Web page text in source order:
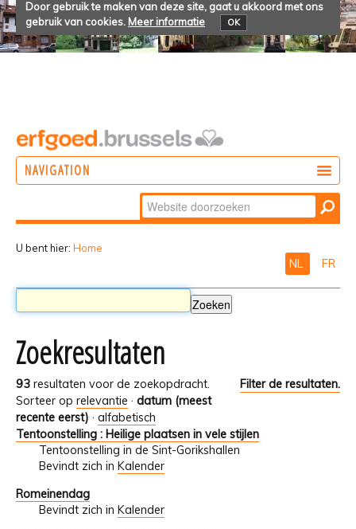
Door gebruik te maken van deze site, gaat u akkoord met ons
gebruik van cookies. Meer informatie OK
NAVIGATION
Zoek
Geavanceerd
U bent hier: Home
NL FR
Zoekresultaten
93 resultaten voor de zoekopdracht.
Filter de resultaten.
Sorteer op relevantie · datum (meest
recente eerst) · alfabetisch
Tentoonstelling : Heilige plaatsen in vele stijlen
Tentoonstelling in de Sint-Gorikshallen
Bevindt zich in Kalender
Romeinendag
Bevindt zich in Kalender